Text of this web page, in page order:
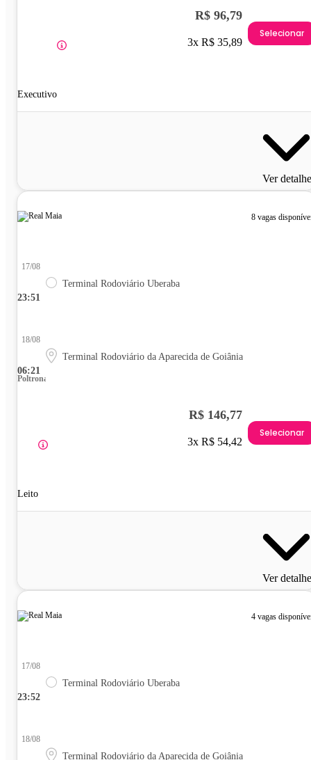
Executivo
R$ 96,79
3x R$ 35,89
Selecionar
Ver
8 vagas
23:51
17/08
Terminal Rodoviário Uberaba
06:21
18/08
Terminal Rodoviário da Aparecida de Goiânia
Poltrona
Leito
R$ 146,77
3x R$ 54,42
Selecionar
Ver
4 vagas
23:52
17/08
Terminal Rodoviário Uberaba
18/08
Terminal Rodoviário da Aparecida de Goiânia